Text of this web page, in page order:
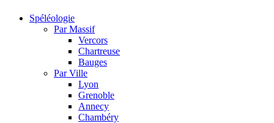
Spéléologie
Par Massif
Vercors
Chartreuse
Bauges
Par Ville
Lyon
Grenoble
Annecy
Chambéry